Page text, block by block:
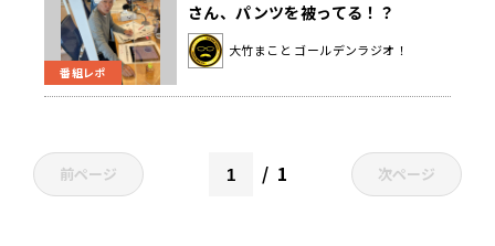
番組レポ
さん、パンツを被ってる！？
大竹まこと ゴールデンラジオ！
前ページ 1 次ページ